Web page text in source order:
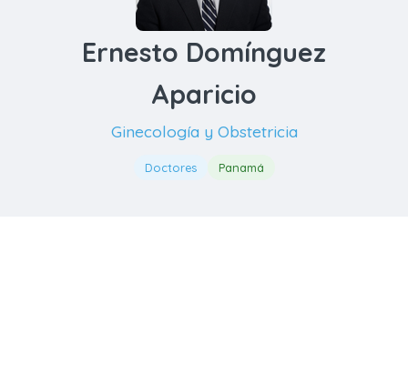
Ernesto Domínguez
Aparicio
Ginecología y Obstetricia
Doctores Panamá